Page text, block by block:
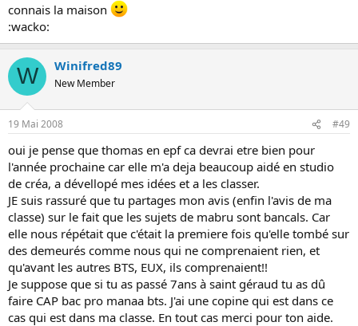
connais la maison
:wacko:
W Winifred89
New Member
19 Mai 2008 #49
oui je pense que thomas en epf ca devrai etre bien pour
l'année prochaine car elle m'a deja beaucoup aidé en studio
de créa, a dévellopé mes idées et a les classer.
JE suis rassuré que tu partages mon avis (enfin l'avis de ma
classe) sur le fait que les sujets de mabru sont bancals. Car
elle nous répétait que c'était la premiere fois qu'elle tombé sur
des demeurés comme nous qui ne comprenaient rien, et
qu'avant les autres BTS, EUX, ils comprenaient!!
Je suppose que si tu as passé 7ans à saint géraud tu as dû
faire CAP bac pro manaa bts. J'ai une copine qui est dans ce
cas qui est dans ma classe. En tout cas merci pour ton aide.